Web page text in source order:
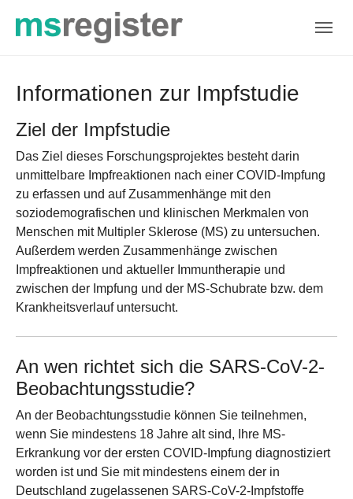
Informationen zur Impfstudie
Ziel der Impfstudie
Das Ziel dieses Forschungsprojektes besteht darin
unmittelbare Impfreaktionen nach einer COVID-Impfung
zu erfassen und auf Zusammenhänge mit den
soziodemografischen und klinischen Merkmalen von
Menschen mit Multipler Sklerose (MS) zu untersuchen.
Außerdem werden Zusammenhänge zwischen
Impfreaktionen und aktueller Immuntherapie und
zwischen der Impfung und der MS-Schubrate bzw. dem
Krankheitsverlauf untersucht.
An wen richtet sich die SARS-CoV-2-
Beobachtungsstudie?
An der Beobachtungsstudie können Sie teilnehmen,
wenn Sie mindestens 18 Jahre alt sind, Ihre MS-
Erkrankung vor der ersten COVID-Impfung diagnostiziert
worden ist und Sie mit mindestens einem der in
Deutschland zugelassenen SARS-CoV-2-Impfstoffe